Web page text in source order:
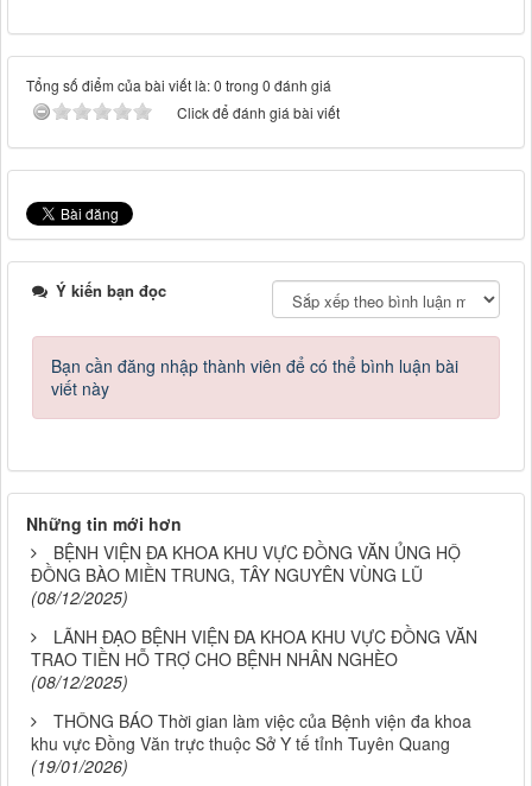
Tổng số điểm của bài viết là: 0 trong 0 đánh giá
Click để đánh giá bài viết
Ý kiến bạn đọc
Bạn cần đăng nhập thành viên để có thể bình luận bài
viết này
Những tin mới hơn
BỆNH VIỆN ĐA KHOA KHU VỰC ĐỒNG VĂN ỦNG HỘ
ĐỒNG BÀO MIỀN TRUNG, TÂY NGUYÊN VÙNG LŨ
(08/12/2025)
LÃNH ĐẠO BỆNH VIỆN ĐA KHOA KHU VỰC ĐỒNG VĂN
TRAO TIỀN HỖ TRỢ CHO BỆNH NHÂN NGHÈO
(08/12/2025)
THÔNG BÁO Thời gian làm việc của Bệnh viện đa khoa
khu vực Đồng Văn trực thuộc Sở Y tế tỉnh Tuyên Quang
(19/01/2026)